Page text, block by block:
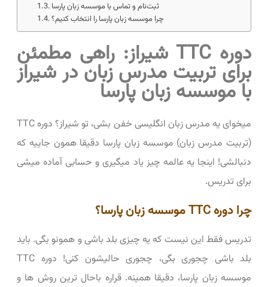
ثبت‌نام و تماس با موسسه زبان پارسا
چرا موسسه زبان پارسا را انتخاب کنیم؟
دوره TTC شیراز: راهی مطمئن
برای تربیت مدرس زبان در شیراز
با موسسه زبان پارسا
میخوای یه مدرس زبان انگلیسی خفن بشی، تو شیراز؟ دوره TTC
(تربیت مدرس زبان) موسسه زبان پارسا دقیقا همون جاییه که
دنبالشی! اینجا یه عالمه چیز یاد میگیری و حسابی آماده میشی
برای تدریس.
چرا دوره TTC موسسه زبان پارسا؟
تدریس فقط این نیست که یه چیزی بلد باشی و همونو بگی. باید
بلد باشی چجوری بگی، چجوری حالیشون کنی! دوره TTC
موسسه زبان پارسا، دقیقا همینه. قراره باحال ترین روش ها و